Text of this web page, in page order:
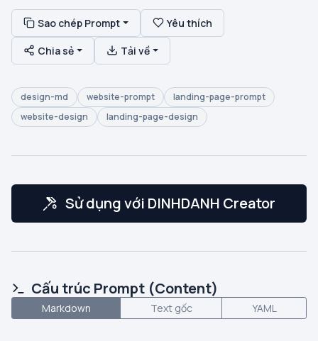
Sao chép Prompt Yêu thích
Chia sẻ Tải về
design-md website-prompt
landing-page-prompt
website-design
landing-page-design
Sử dụng với DINHDANH Creator
Cấu trúc Prompt (Content)
Markdown Text gốc YAML